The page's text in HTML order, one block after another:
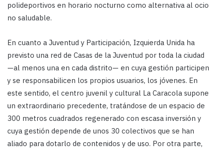
polideportivos en horario nocturno como alternativa al ocio
no saludable.
En cuanto a Juventud y Participación, Izquierda Unida ha
previsto una red de Casas de la Juventud por toda la ciudad
—al menos una en cada distrito— en cuya gestión participen
y se responsabilicen los propios usuarios, los jóvenes. En
este sentido, el centro juvenil y cultural La Caracola supone
un extraordinario precedente, tratándose de un espacio de
300 metros cuadrados regenerado con escasa inversión y
cuya gestión depende de unos 30 colectivos que se han
aliado para dotarlo de contenidos y de uso. Por otra parte,